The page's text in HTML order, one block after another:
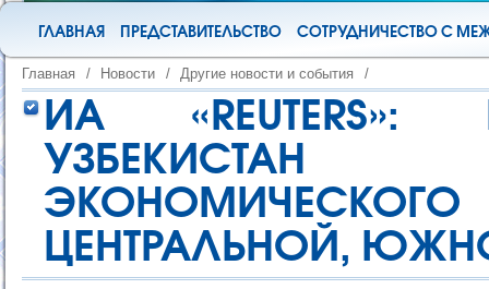
ГЛАВНАЯ ПРЕДСТАВИТЕЛЬСТВО СОТРУДНИЧЕСТВО С
Главная / Новости / Другие новости и события /
ИА
ЦЕНТРАЛЬНОЙ,